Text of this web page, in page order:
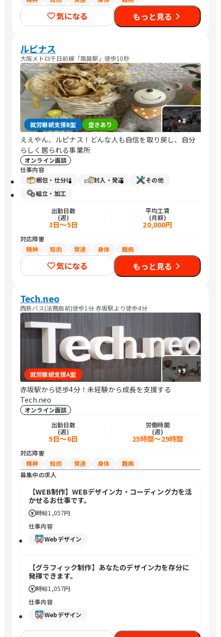
気になる もっと見る
ルピナス
大阪メトロ千日前線「南巽駅」徒歩10秒
+8
就労継続支援B型 空きあり
ええやん、ルピナス！どんな人も自信を取り戻し、自分
らしく居られる事業所
オンライン面談
仕事内容
梱包・仕分け
封入・発送
その他
組立・加工
出勤日数
(週)
3日～5日
平均工賃
(月額)
20,000円
対応障害
精神
知的 発達 身体 難病
気になる もっと見る
Tech.neo
西鉄バス(法務局前)徒歩1分 赤坂駅より徒歩4分
+9
就労継続支援A型
赤坂駅から徒歩4分！未経験から成長を支援する
Tech.neo
オンライン面談
出勤日数
(週)
5日～6日
労働時間
(週)
25時間～29時間
対応障害
精神
知的 発達 身体
難病
募集中の求人
【WEB制作】WEBデザイン力・コーディング力を活
かせるお仕事です。
時給1,057円
仕事内容
Webデザイン
【グラフィック制作】あなたのデザイン力を存分に
発揮できます。
時給1,057円
仕事内容
Webデザイン